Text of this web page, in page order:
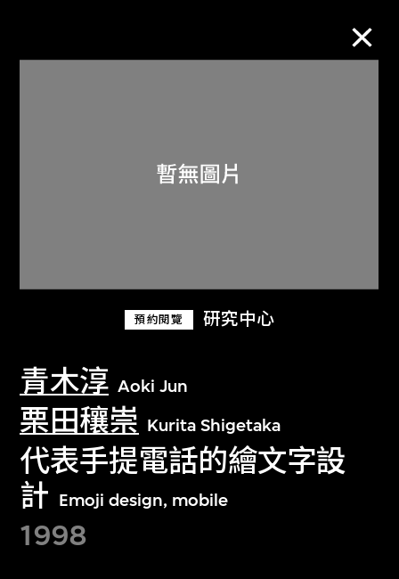
預約閱覽 研究中心
青木淳 Aoki Jun
栗田穰崇 Kurita Shigetaka
代表手提電話的繪文字設
計 Emoji design, mobile
1998
關於M+藏品
探索世界頂級的二十及二十一世紀視覺
文化藏品。